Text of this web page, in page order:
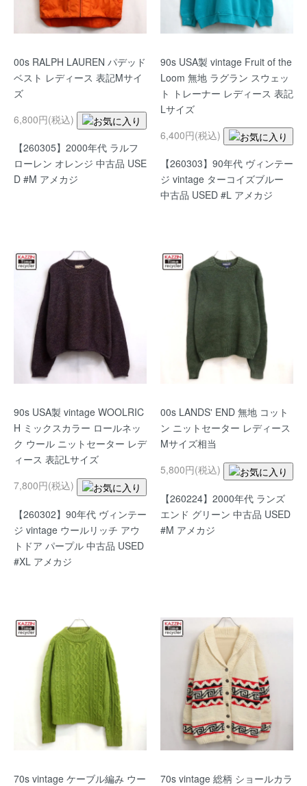
00s RALPH LAUREN パデッド
ベスト レディース 表記Mサイ
ズ
6,800円(税込)
【260305】2000年代 ラルフ
ローレン オレンジ 中古品 USE
D #M アメカジ
90s USA製 vintage Fruit of the
Loom 無地 ラグラン スウェッ
ト トレーナー レディース 表記
Lサイズ
6,400円(税込)
【260303】90年代 ヴィンテー
ジ vintage ターコイズブルー
中古品 USED #L アメカジ
90s USA製 vintage WOOLRIC
H ミックスカラー ロールネッ
ク ウール ニットセーター レデ
ィース 表記Lサイズ
7,800円(税込)
【260302】90年代 ヴィンテー
ジ vintage ウールリッチ アウ
トドア パープル 中古品 USED
#XL アメカジ
00s LANDS' END 無地 コット
ン ニットセーター レディース
Mサイズ相当
5,800円(税込)
【260224】2000年代 ランズ
エンド グリーン 中古品 USED
#M アメカジ
70s vintage ケーブル編み ウー
70s vintage 総柄 ショールカラ